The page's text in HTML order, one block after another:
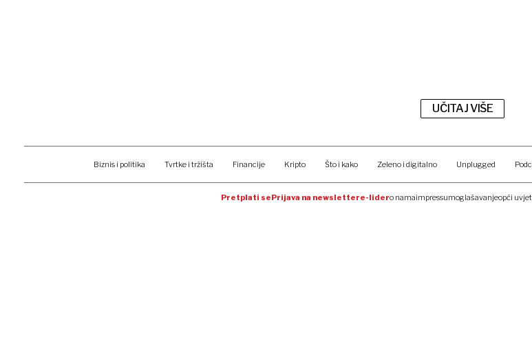
UČITAJ VIŠE
Biznis i politika Tvrtke i tržišta Financije Kripto Što i kako Zeleno i digitalno Unplugged
Pretplati sePrijava na newslettere-lidero namaimpressumoglašavanjeopći